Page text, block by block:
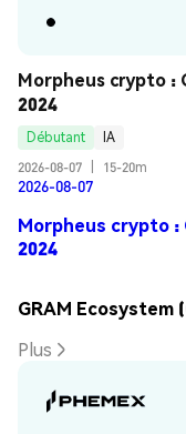
Morpheus crypto :
2024
Débutant
IA
2026-08-07
15-20m
2026-08-07
Morpheus crypto
2024
GRAM Ecosystem
Plus